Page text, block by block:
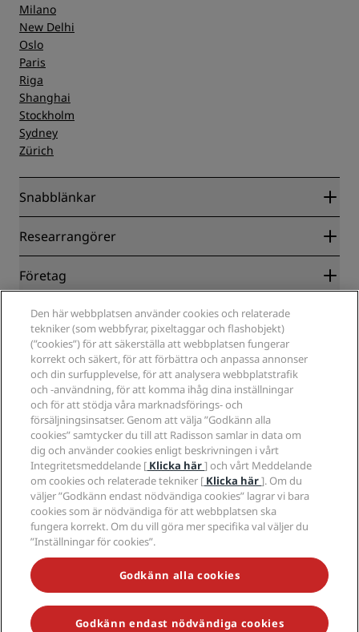
Milano
New Delhi
Oslo
Paris
Riga
Shanghai
Stockholm
Sydney
Zürich
Snabblänkar
Radisson Rewards
Blog
Destinationer
Radisson Hotels APP
Hotell godkända för sporter
Familjevänliga hotell
Hälsa och säkerhet
Researrangörer
Samarbetspartners
Resebyråer
Företag
Radisson Hotel Group
Media
Jobberbjudanden RHG
Jobberbjudanden PPHE
Lediga jobb EHL
The Club by RHG
Utvecklingsmöjligheter
Ansvarsfullt företagande
Anskaffning
Juridiskt
Integritetscenter
Juridiskt meddelande
Radisson Rewards villkor
Webbplatsanvändningsavtal
Digital tillgänglighet
Uttalande om modernt slaveri
Hjälp
Meddelanden till konsumenter
Kontakt
Frågor och svar
Sidkarta
Sociala medier
Radisson Hotels varumärken
MISSA INTE VÅRA MEST POPULÄRA ERBJUDANDEN
Den här webbplatsen använder cookies och relaterade
tekniker (som webbfyrar, pixeltaggar och flashobjekt)
(”cookies”) för att säkerställa att webbplatsen fungerar
korrekt och säkert, för att förbättra och anpassa annonser
och din surfupplevelse, för att analysera webbplatstrafik
och -användning, för att komma ihåg dina inställningar
och för att stödja våra marknadsförings- och
försäljningsinsatser. Genom att välja ”Godkänn alla
cookies” samtycker du till att Radisson samlar in data om
dig och använder cookies enligt beskrivningen i vårt
Integritetsmeddelande [ Klicka här] och vårt Meddelande
om cookies och relaterade tekniker [ Klicka här]. Om du
väljer ”Godkänn endast nödvändiga cookies” lagrar vi bara
cookies som är nödvändiga för att webbplatsen ska
fungera korrekt. Om du vill göra mer specifika val väljer du
”Inställningar för cookies”.
Godkänn alla cookies
Godkänn endast nödvändiga cookies